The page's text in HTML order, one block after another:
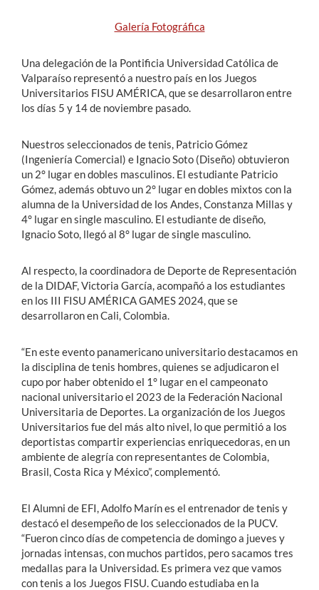
Galería Fotográfica
Una delegación de la Pontificia Universidad Católica de
Valparaíso representó a nuestro país en los Juegos
Universitarios FISU AMÉRICA, que se desarrollaron entre
los días 5 y 14 de noviembre pasado.
Nuestros seleccionados de tenis, Patricio Gómez
(Ingeniería Comercial) e Ignacio Soto (Diseño) obtuvieron
un 2° lugar en dobles masculinos. El estudiante Patricio
Gómez, además obtuvo un 2° lugar en dobles mixtos con la
alumna de la Universidad de los Andes, Constanza Millas y
4° lugar en single masculino. El estudiante de diseño,
Ignacio Soto, llegó al 8° lugar de single masculino.
Al respecto, la coordinadora de Deporte de Representación
de la DIDAF, Victoria García, acompañó a los estudiantes
en los III FISU AMÉRICA GAMES 2024, que se
desarrollaron en Cali, Colombia.
“En este evento panamericano universitario destacamos en
la disciplina de tenis hombres, quienes se adjudicaron el
cupo por haber obtenido el 1° lugar en el campeonato
nacional universitario el 2023 de la Federación Nacional
Universitaria de Deportes. La organización de los Juegos
Universitarios fue del más alto nivel, lo que permitió a los
deportistas compartir experiencias enriquecedoras, en un
ambiente de alegría con representantes de Colombia,
Brasil, Costa Rica y México”, complementó.
El Alumni de EFI, Adolfo Marín es el entrenador de tenis y
destacó el desempeño de los seleccionados de la PUCV.
“Fueron cinco días de competencia de domingo a jueves y
jornadas intensas, con muchos partidos, pero sacamos tres
medallas para la Universidad. Es primera vez que vamos
con tenis a los Juegos FISU. Cuando estudiaba en la